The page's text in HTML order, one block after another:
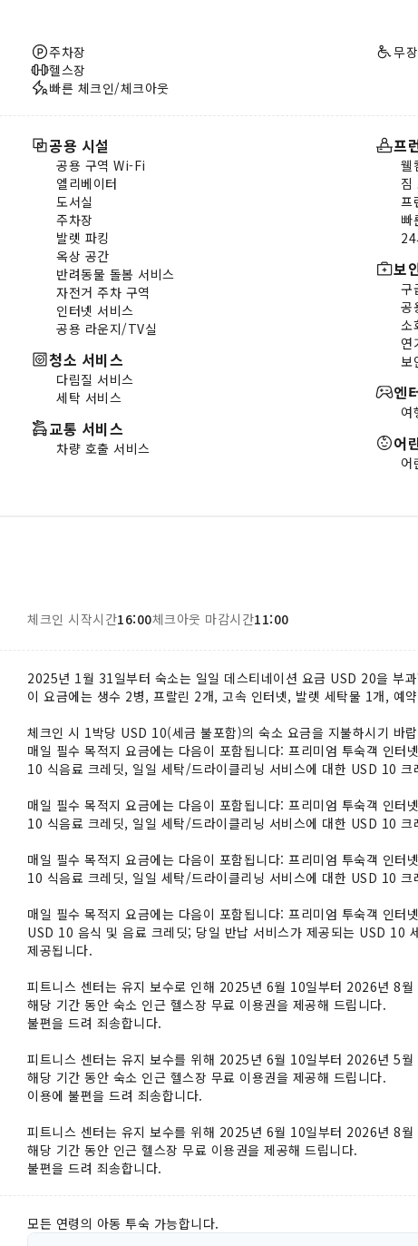
주차장
헬스장
빠른 체크인/체크아웃
무
공용 시설
공용 구역 Wi-Fi
엘리베이터
도서실
주차장
발렛 파킹
옥상 공간
반려동물 돌봄 서비스
자전거 주차 구역
인터넷 서비스
공용 라운지/TV실
청소 서비스
다림질 서비스
세탁 서비스
교통 서비스
차량 호출 서비스
프
웰
짐
프
빠
보
구
공
소
연
보
엔
여
어
어
체크인 시작시간16:00체크아웃 마감시간11:00
2025년 1월 31일부터 숙소는 일일 데스티네이션 요금 USD 20을 부
이 요금에는 생수 2병, 프랄린 2개, 고속 인터넷, 발렛 세탁물 1개, 예
체크인 시 1박당 USD 10(세금 불포함)의 숙소 요금을 지불하시기 바
매일 필수 목적지 요금에는 다음이 포함됩니다: 프리미엄 투숙객 인
10 식음료 크레딧, 일일 세탁/드라이클리닝 서비스에 대한 USD 10
매일 필수 목적지 요금에는 다음이 포함됩니다: 프리미엄 투숙객 인
10 식음료 크레딧, 일일 세탁/드라이클리닝 서비스에 대한 USD 10
매일 필수 목적지 요금에는 다음이 포함됩니다: 프리미엄 투숙객 인
10 식음료 크레딧, 일일 세탁/드라이클리닝 서비스에 대한 USD 10
매일 필수 목적지 요금에는 다음이 포함됩니다: 프리미엄 투숙객 인터
USD 10 음식 및 음료 크레딧; 당일 반납 서비스가 제공되는 USD 10
제공됩니다.
피트니스 센터는 유지 보수로 인해 2025년 6월 10일부터 2026년 8월
해당 기간 동안 숙소 인근 헬스장 무료 이용권을 제공해 드립니다.
불편을 드려 죄송합니다.
피트니스 센터는 유지 보수를 위해 2025년 6월 10일부터 2026년 5월
해당 기간 동안 숙소 인근 헬스장 무료 이용권을 제공해 드립니다.
이용에 불편을 드려 죄송합니다.
피트니스 센터는 유지 보수를 위해 2025년 6월 10일부터 2026년 8월
해당 기간 동안 인근 헬스장 무료 이용권을 제공해 드립니다.
불편을 드려 죄송합니다.
모든 연령의 아동 투숙 가능합니다.